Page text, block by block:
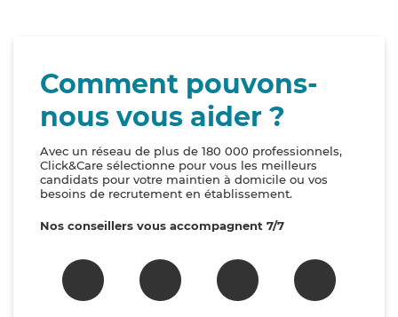
Comment pouvons-
nous vous aider ?
Avec un réseau de plus de 180 000 professionnels,
Click&Care sélectionne pour vous les meilleurs
candidats pour votre maintien à domicile ou vos
besoins de recrutement en établissement.
Nos conseillers vous accompagnent 7/7